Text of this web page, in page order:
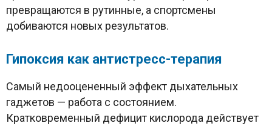
превращаются в рутинные, а спортсмены
добиваются новых результатов.
Гипоксия как антистресс-терапия
Самый недооцененный эффект дыхательных
гаджетов — работа с состоянием.
Кратковременный дефицит кислорода действует